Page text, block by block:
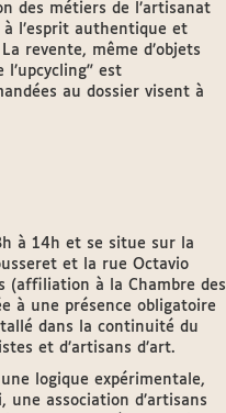
des métiers de l’artisanat
l’esprit authentique et
revente, même d’objets
l’upcycling" est
au dossier visent à
à 14h et se situe sur la
et la rue Octavio
(affiliation à la Chambre des
à une présence obligatoire
dans la continuité du
et d’artisans d’art.
logique expérimentale,
une association d’artisans